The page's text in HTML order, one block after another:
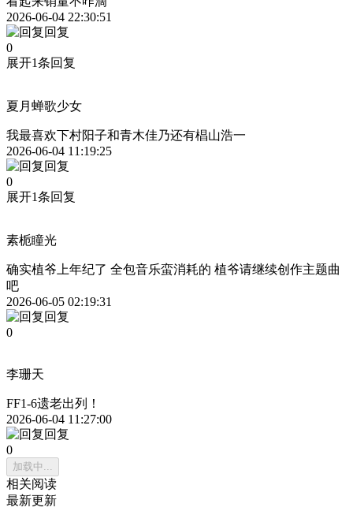
2026-06-04 22:30:51
回复
0
展开1条回复
夏月蝉歌少女
我最喜欢下村阳子和青木佳乃还有椙山浩一
2026-06-04 11:19:25
回复
0
展开1条回复
素栀瞳光
确实植爷上年纪了 全包音乐蛮消耗的 植爷请继续创作主题曲
吧
2026-06-05 02:19:31
回复
0
李珊天
FF1-6遗老出列！
2026-06-04 11:27:00
回复
0
加载中...
相关阅读
最新更新